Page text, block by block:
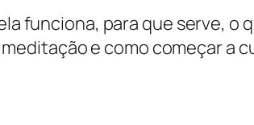
funciona, para que serve, o
e como começar a